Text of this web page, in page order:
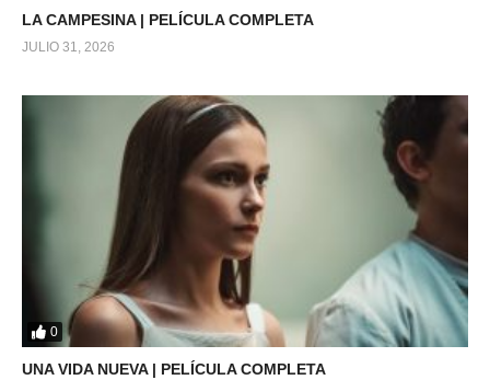
LA CAMPESINA | PELÍCULA COMPLETA
JULIO 31, 2026
0
UNA VIDA NUEVA | PELÍCULA COMPLETA